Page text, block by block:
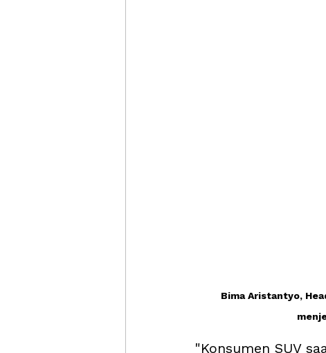
Bima Aristantyo,
"Konsumen SUV